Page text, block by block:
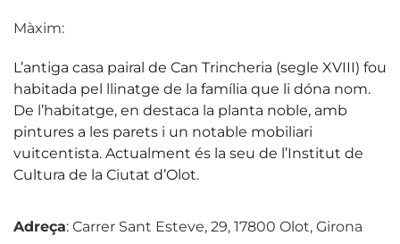
Màxim:
L’antiga casa pairal de Can Trincheria (segle XVIII) fou
habitada pel llinatge de la família que li dóna nom.
De l’habitatge, en destaca la planta noble, amb
pintures a les parets i un notable mobiliari
vuitcentista. Actualment és la seu de l’Institut de
Cultura de la Ciutat d’Olot.
Adreça: Carrer Sant Esteve, 29, 17800 Olot, Girona